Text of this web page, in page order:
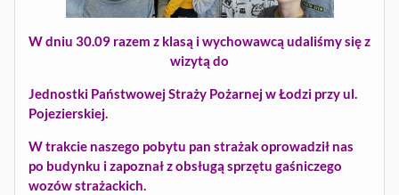
W dniu 30.09 razem z klasą i wychowawcą udaliśmy się z
wizytą do
Jednostki Państwowej Straży Pożarnej w Łodzi przy ul.
Pojezierskiej.
W trakcie naszego pobytu pan strażak oprowadził nas
po budynku i zapoznał z obsługą sprzętu gaśniczego
wozów strażackich.